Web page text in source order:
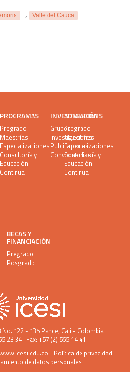
, Valle del Cauca
PROGRAMAS
Pregrado
Maestrías
Especializaciones
Consultoría y
Educación
Continua
INVESTIGACIÓN
Grupos
Investigaciones
Publicaciones
Convocatorias
ADMISIONES
Pregrado
Maestrías
Especializaciones
Consultoría y
Educación
Continua
BECAS Y
FINANCIACIÓN
Pregrado
Posgrado
No. 122 - 135 Pance, Cali - Colombia
23 34 | Fax: +57 (2) 555 14 41
www.icesi.edu.co - Política de privacidad
de datos personales